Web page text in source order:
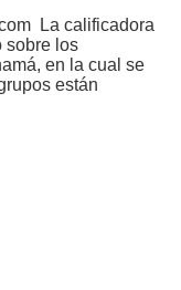
La calificadora
sobre los
en la cual se
están